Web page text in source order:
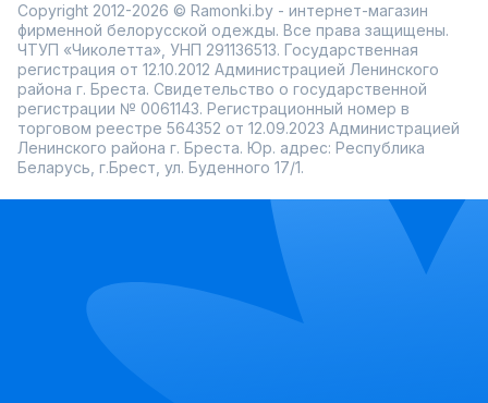
Copyright 2012-2026 © Ramonki.by - интернет-магазин
фирменной белорусской одежды. Все права защищены.
ЧТУП «Чиколетта», УНП 291136513. Государственная
регистрация от 12.10.2012 Администрацией Ленинского
района г. Бреста. Свидетельство о государственной
регистрации № 0061143. Регистрационный номер в
торговом реестре 564352 от 12.09.2023 Администрацией
Ленинского района г. Бреста. Юр. адрес: Республика
Беларусь, г.Брест, ул. Буденного 17/1.